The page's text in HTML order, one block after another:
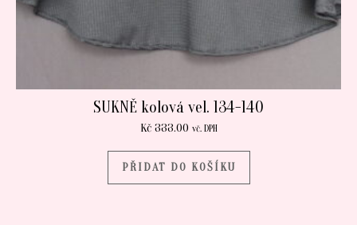
SUKNĚ kolová vel. 134-140
Kč333.00 vč. DPH
PŘIDAT DO KOŠÍKU